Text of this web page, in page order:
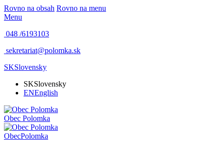
Rovno na obsah Rovno na menu
Menu
048 /6193103
sekretariat@polomka.sk
SKSlovensky
SKSlovensky
ENEnglish
Obec Polomka
ObecPolomka